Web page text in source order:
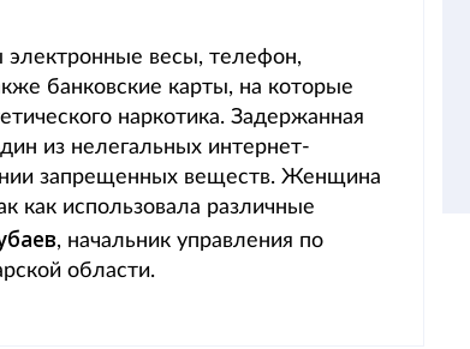
электронные весы, телефон,
банковские карты, на которые
наркотика. Задержанная
из нелегальных интернет-
запрещенных веществ. Женщина
как использовала различные
, начальник управления по
области.